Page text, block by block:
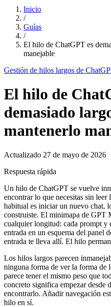
Inicio
/
Guías
/
El hilo de ChatGPT es
manejable
Gestión de hilos largos de
El hilo de
demasiado
mantenerlo
Actualizado 27 de mayo de 2026
Respuesta rápida
Un hilo de ChatGPT se vuelve
encontrar lo que necesitas sin leer
habitual es iniciar un nuevo chat,
construiste. El minimapa de GPT
cualquier longitud: cada prompt y
entrada en un esquema del panel
entrada te lleva allí. El hilo
Los hilos largos parecen
ninguna forma de ver la forma de
parece tener el mismo peso que
concreto significa empezar desde
encontrarlo. Añadir navegación
hilo en sí.